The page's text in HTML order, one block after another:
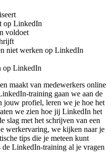
op LinkedIn
voldoet
niet werken op LinkedIn
op LinkedIn
maakt van medewerkers online
training gaan we aan de
jouw profiel, leren we je hoe het
we zien hoe jij LinkedIn het
slag met het schrijven van een
werkervaring, we kijken naar je
tips die je meteen kunt
de LinkedIn-training al je vragen